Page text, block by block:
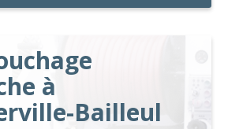
à
Bailleul